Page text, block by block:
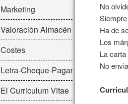
Marketing
Valoración Almacén
Costes
Letra-Cheque-Pagaré
El Curriculum Vitae
No
Ha de
Los
La
No